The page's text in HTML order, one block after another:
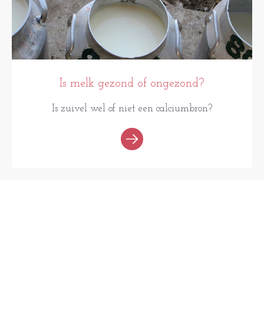
Is melk gezond of ongezond?
Is zuivel wel of niet een calciumbron?